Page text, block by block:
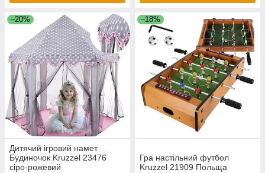
–20%
Дитячий ігровий намет
Будиночок Kruzzel 23476
сіро-рожевий
–18%
Гра настільний футбол
Kruzzel 21909 Польща